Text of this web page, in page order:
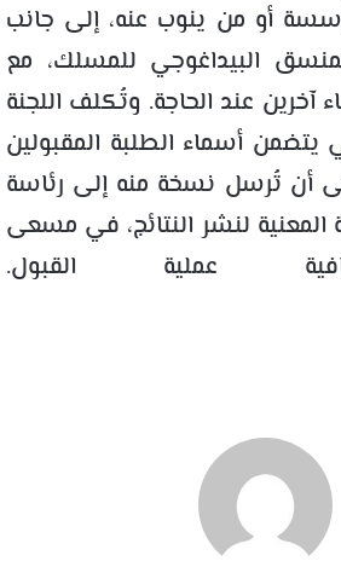
أو من ينوب عنه، إلى جانب
البيداغوجي للمسلك، مع
آخرين عند الحاجة. وتُكلف اللجنة
أسماء الطلبة المقبولين
أن تُرسل نسخة منه إلى رئاسة
لنشر النتائج، في مسعى
عملية القبول.